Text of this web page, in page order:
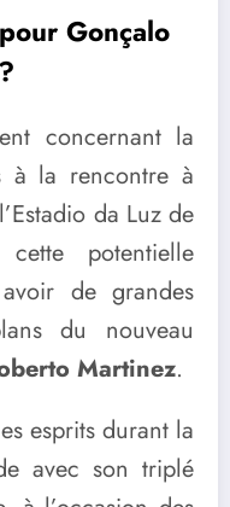
Gonçalo
concernant la
à la rencontre à
da Luz de
potentielle
de grandes
du nouveau
Martinez.
esprits durant la
avec son triplé